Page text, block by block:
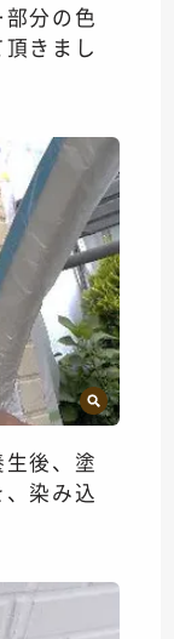
分の色
きまし
後、塗
染み込